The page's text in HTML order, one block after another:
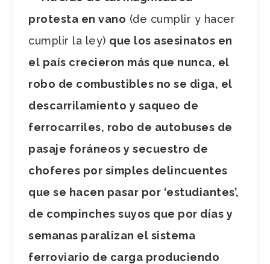
protesta en vano (de cumplir y hacer
cumplir la ley) que los asesinatos en
el país crecieron más que nunca, el
robo de combustibles no se diga, el
descarrilamiento y saqueo de
ferrocarriles, robo de autobuses de
pasaje foráneos y secuestro de
choferes por simples delincuentes
que se hacen pasar por ‘estudiantes’,
de compinches suyos que por días y
semanas paralizan el sistema
ferroviario de carga produciendo